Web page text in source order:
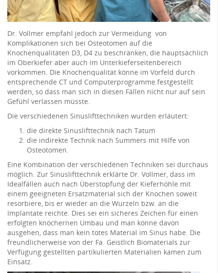
Dr. Vollmer empfahl jedoch zur Vermeidung von
Komplikationen sich bei Osteotomen auf die
Knochenqualitäten D3, D4 zu beschränken, die hauptsächlich
im Oberkiefer aber auch im Unterkieferseitenbereich
vorkommen. Die Knochenqualität könne im Vorfeld durch
entsprechende CT und Computerprogramme festgestellt
werden, so dass man sich in diesen Fällen nicht nur auf sein
Gefühl verlassen müsste.
Die verschiedenen Sinuslifttechniken wurden erläutert:
die direkte Sinuslifttechnik nach Tatum
die indirekte Technik nach Summers mit Hilfe von
Osteotomen.
Eine Kombination der verschiedenen Techniken sei durchaus
möglich. Zur Sinuslifttechnik erklärte Dr. Vollmer, dass im
Idealfällen auch nach Überstopfung der Kieferhöhle mit
einem geeigneten Ersatzmaterial sich der Knochen soweit
resorbiere, bis er wieder an die Wurzeln bzw. an die
Implantate reichte. Dies sei ein sicheres Zeichen für einen
erfolgten knöchernen Umbau und man könne davon
ausgehen, dass man kein totes Material im Sinus habe. Die
freundlicherweise von der Fa. Geistlich Biomaterials zur
Verfügung gestellten partikulierten Materialien kamen zum
Einsatz.